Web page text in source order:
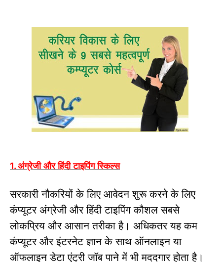
1.अंग्रेजी और हिंदी टाइपिंग स्किल्स
सरकारी नौकरियों के लिए आवेदन शुरू करने के लिए
कंप्यूटर अंग्रेजी और हिंदी टाइपिंग कौशल सबसे
लोकप्रिय और आसान तरीका है। अधिकतर यह कम
कंप्यूटर और इंटरनेट ज्ञान के साथ ऑनलाइन या
ऑफलाइन डेटा एंट्री जॉब पाने में भी मददगार होता है।